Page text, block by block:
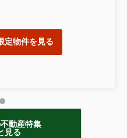
定物件を見る
動産特集
見る